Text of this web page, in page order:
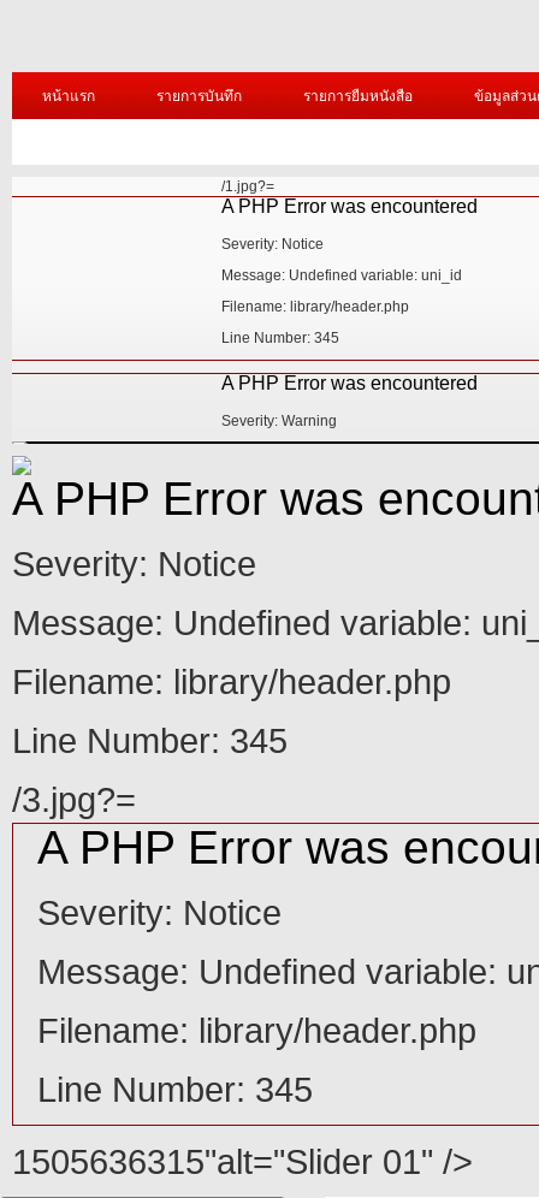
หน้าแรก รายการบันทึก รายการยืมหนังสือ ข้อมูลส่ว
A PHP Error was encountered
Message: Undefined variable: uni_id
A PHP Error was encountered
A PHP Error was encountered
Severity: Notice
Filename: library/header.php
/2.jpg?=
Severity: Notice
Filename: library/header.php
Line Number: 345
A PHP Error was encountered
Severity: Warning
Message: filemtime(): stat failed for
Filename: library/header.php
Line Number: 345
A PHP Error was
Severity: Notice
Message: Undefined variable:
Filename: library/header.php
Line Number: 345
/3.jpg?=
A PHP Error was
Severity: Notice
Message: Undefined variable:
Filename: library/header.php
Line Number: 345
1505636315"alt="Slider 01" />